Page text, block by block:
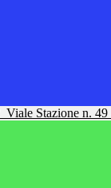
Viale Stazione n.